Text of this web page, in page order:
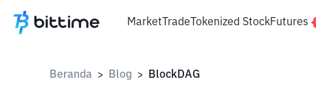
MarketTradeTokenized StockFutures
Beranda > Blog > BlockDAG